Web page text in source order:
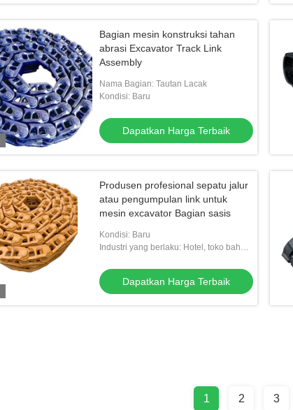
Bagian mesin konstruksi tahan
abrasi Excavator Track Link
Assembly
Nama Bagian: Tautan Lacak
Kondisi: Baru
Dapatkan Harga Terbaik
Produsen profesional sepatu jalur
atau pengumpulan link untuk
mesin excavator Bagian sasis
Kondisi: Baru
Industri yang berlaku: Hotel, toko bahan
konstruksi
Dapatkan Harga Terbaik
1 2 3